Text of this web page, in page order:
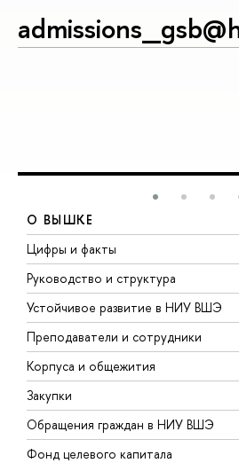
О ВЫШКЕ
Цифры и факты
Руководство и структура
Устойчивое развитие в НИУ ВШЭ
Преподаватели и сотрудники
Корпуса и общежития
Закупки
Обращения граждан в НИУ ВШЭ
Фонд целевого капитала